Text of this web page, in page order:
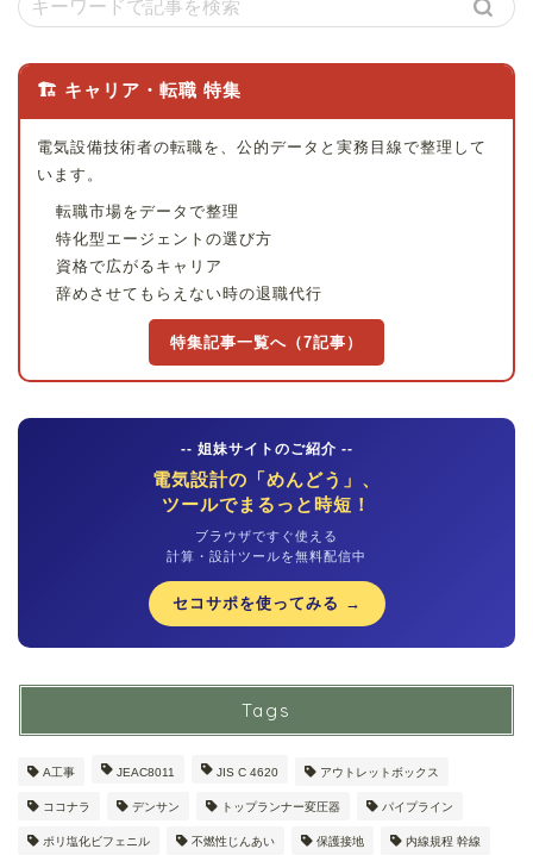
🏗 キャリア・転職 特集
電気設備技術者の転職を、公的データと実務目線で整理して
います。
転職市場をデータで整理
特化型エージェントの選び方
資格で広がるキャリア
辞めさせてもらえない時の退職代行
特集記事一覧へ（7記事）
-- 姐妹サイトのご紹介 --
電気設計の「めんどう」、
ツールでまるっと時短！
ブラウザですぐ使える
計算・設計ツールを無料配信中
セコサポを使ってみる →
Tags
A工事 JEAC8011 JIS C 4620 アウトレットボックス
ココナラ デンサン トップランナー変圧器 パイプライン
ポリ塩化ビフェニル 不燃性じんあい 保護接地 内線規程 幹線